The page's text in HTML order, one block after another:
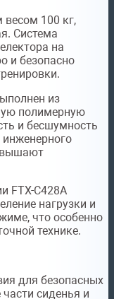
100 кг,
Система
на
и безопасно
из
полимерную
и бесшумность
FTX-C428A
нагрузки и
что особенно
технике.
для безопасных
сиденья и